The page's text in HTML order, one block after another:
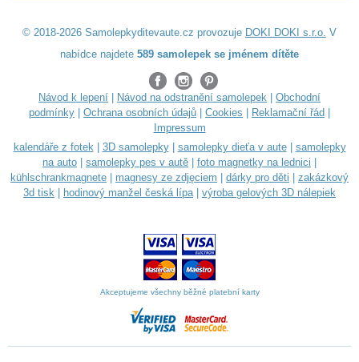
© 2018-2026 Samolepkyditevaute.cz provozuje DOKI DOKI s.r.o. V
nabídce najdete 589 samolepek se jménem dítěte
Návod k lepení Návod na odstranění samolepek
Obchodní
podmínky
Ochrana osobních údajů Cookies Reklamační řád
Impressum
kalendáře z fotek| 3D samolepky| samolepky dieťa v aute| samolepky
na auto
samolepky pes v autě foto magnetky na lednici
kühlschrankmagnete
magnesy ze zdjęciem dárky pro děti
zakázkový
3d tisk
hodinový manžel česká lípa| výroba gelových 3D nálepiek
Akceptujeme všechny běžné platební karty